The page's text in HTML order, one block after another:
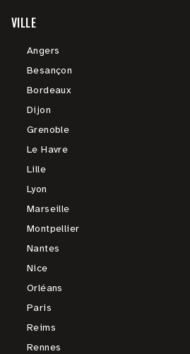
VILLE
Angers
Besançon
Bordeaux
Dijon
Grenoble
Le Havre
Lille
Lyon
Marseille
Montpellier
Nantes
Nice
Orléans
Paris
Reims
Rennes